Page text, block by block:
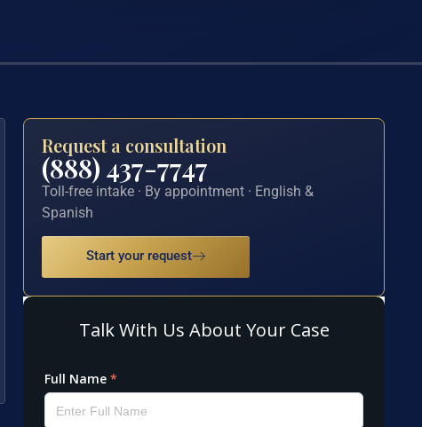
Request a consultation
(888) 437-7747
Toll-free intake · By appointment · English &
Spanish
Start your request